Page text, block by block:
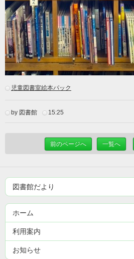
児童図書室絵本パック
by 図書館 15:25
前のページへ 一覧へ
図書館だより
ホーム
利用案内
お知らせ